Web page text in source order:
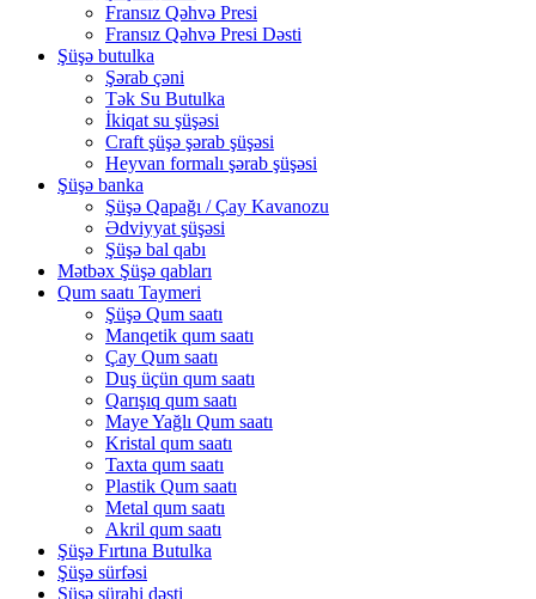
Fransız Qəhvə Presi
Fransız Qəhvə Presi Dəsti
Şüşə butulka
Şərab çəni
Tək Su Butulka
İkiqat su şüşəsi
Craft şüşə şərab şüşəsi
Heyvan formalı şərab şüşəsi
Şüşə banka
Şüşə Qapağı / Çay Kavanozu
Ədviyyat şüşəsi
Şüşə bal qabı
Mətbəx Şüşə qabları
Qum saatı Taymeri
Şüşə Qum saatı
Manqetik qum saatı
Çay Qum saatı
Duş üçün qum saatı
Qarışıq qum saatı
Maye Yağlı Qum saatı
Kristal qum saatı
Taxta qum saatı
Plastik Qum saatı
Metal qum saatı
Akril qum saatı
Şüşə Fırtına Butulka
Şüşə sürfəsi
Şüşə sürahi dəsti